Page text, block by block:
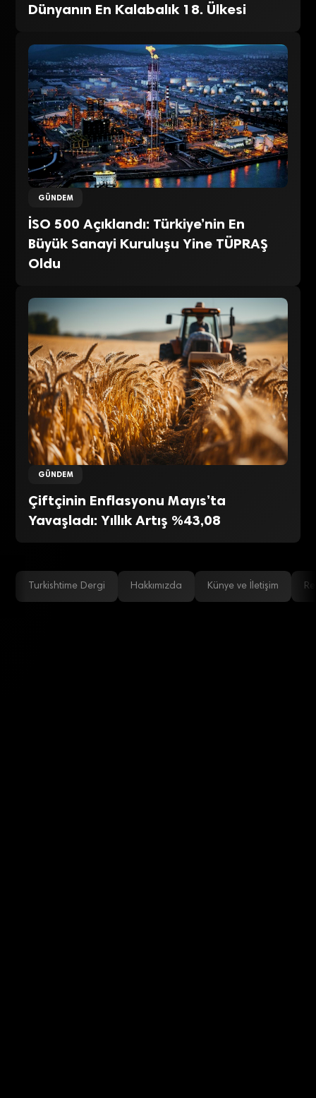
Dünyanın En Kalabalık 18. Ülkesi
GÜNDEM
İSO 500 Açıklandı: Türkiye’nin En
Büyük Sanayi Kuruluşu Yine TÜPRAŞ
Oldu
GÜNDEM
Çiftçinin Enflasyonu Mayıs’ta
Yavaşladı: Yıllık Artış %43,08
Turkishtime Dergi Hakkımızda Künye ve İletişim